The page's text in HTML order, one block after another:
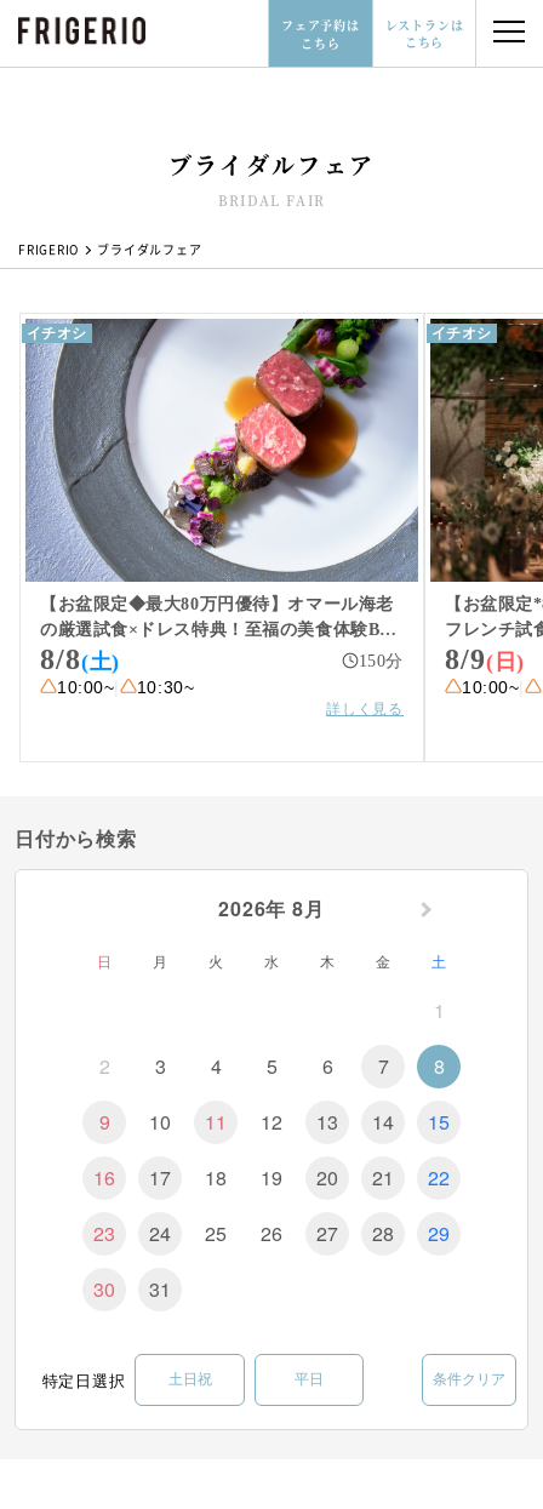
フェア予約は
こちら
レストランは
こちら
レストランはこちら フェア予約はこちら
06-6532-3277
レストランウェディングとは
会場について
ブライダルフェア
料金・プラン例
ウェディングレポート
アクセス
ブライダルフェア
BRIDAL FAIR
FRIGERIO ブライダルフェア
イチオシ
【お盆限定◆最大80万円優待】オマール海老
の厳選試食×ドレス特典！至福の美食体験BIG
フェア
8/8(土) 150分
10:00~ 10:30~
詳しく見る
イチオシ
【お盆限
フレンチ試
ドレス特別
8/9(日)
10:00~
日付から検索
2026年 8月
日 月 火 水 木 金 土
1
2
3 4 5 6 7
8
9
10 11 12 13 14
15
16
17 18 19 20 21
22
23
24 25 26 27 28
29
30
31
特定日選択 土日祝 平日 条件クリア